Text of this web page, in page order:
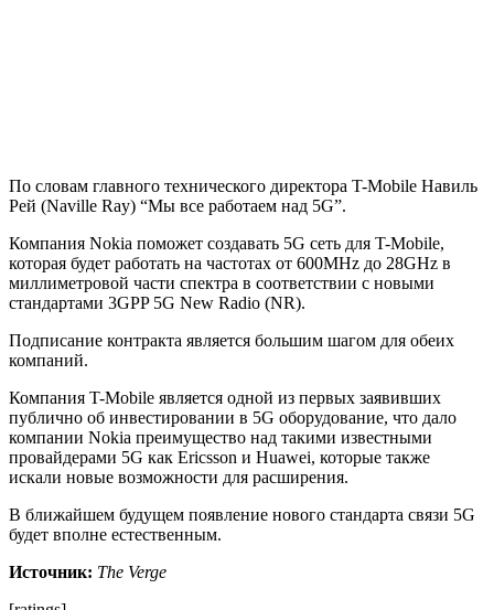
По словам главного технического директора T-Mobile Навиль
Рей (Naville Ray) “Мы все работаем над 5G”.
Компания Nokia поможет создавать 5G сеть для T-Mobile,
которая будет работать на частотах от 600MHz до 28GHz в
миллиметровой части спектра в соответствии с новыми
стандартами 3GPP 5G New Radio (NR).
Подписание контракта является большим шагом для обеих
компаний.
Компания T-Mobile является одной из первых заявивших
публично об инвестировании в 5G оборудование, что дало
компании Nokia преимущество над такими известными
провайдерами 5G как Ericsson и Huawei, которые также
искали новые возможности для расширения.
В ближайшем будущем появление нового стандарта связи 5G
будет вполне естественным.
Источник: The Verge